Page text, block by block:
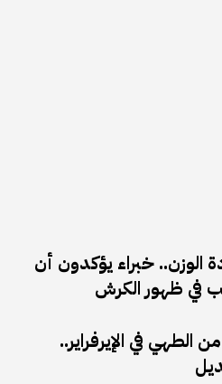
الوزن.. خبراء يؤكدون أن
في ظهور الكرش
الطهي في الإيرفراير..